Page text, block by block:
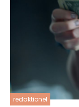
redaktionel